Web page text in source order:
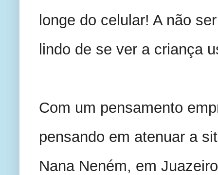
longe do celular! A não
lindo de se ver a criança
Com um pensamento
pensando em atenuar a
Nana Neném, em